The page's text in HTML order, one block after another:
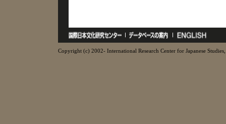
Copyright (c) 2002- International Research Center for Japanese